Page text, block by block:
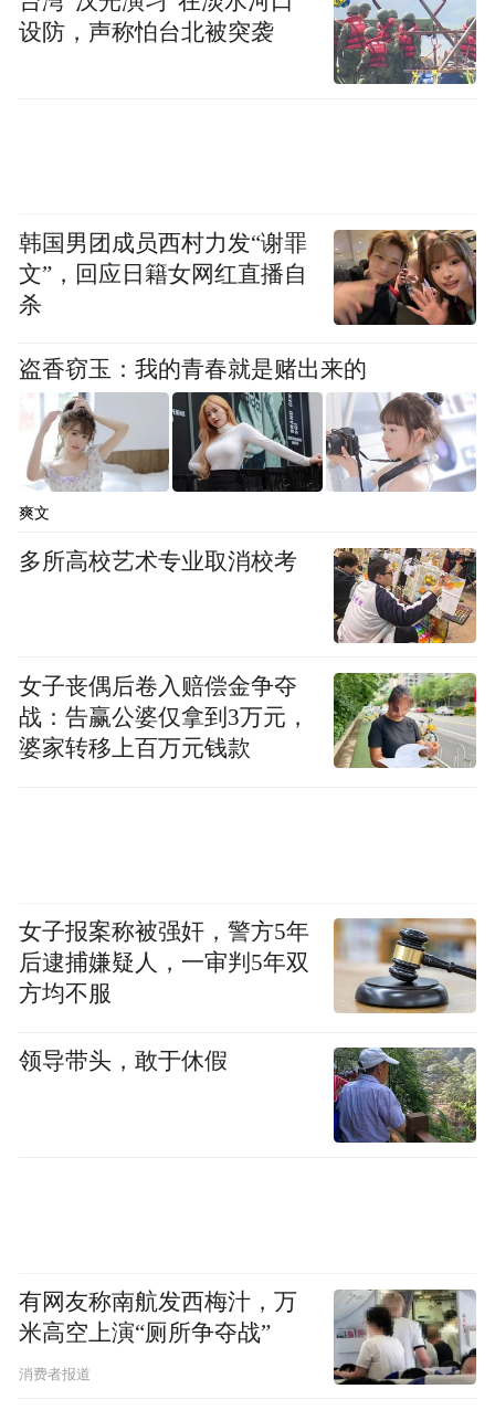
设防，声称怕台北被突袭
韩国男团成员西村力发“谢罪
文”，回应日籍女网红直播自
杀
盗香窃玉：我的青春就是赌出来的
爽文
多所高校艺术专业取消校考
女子丧偶后卷入赔偿金争夺
战：告赢公婆仅拿到3万元，
婆家转移上百万元钱款
女子报案称被强奸，警方5年
后逮捕嫌疑人，一审判5年双
方均不服
领导带头，敢于休假
有网友称南航发西梅汁，万
米高空上演“厕所争夺战”
消费者报道